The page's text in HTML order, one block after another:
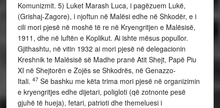
Komunizmit. 5) Luket Marash Luca, i pagëzuem Lukë,
(Grishaj-Zagore), i njoftun në Malësi edhe në Shkodër, e i
cili mori pjesë në moshë të re në Kryengritjen e Malësisë,
1911, dhe në luftën e Koplikut. Ai ishte mësus popullor.
Gjithashtu, në vitin 1932 ai mori pjesë në delegacionin
Kreshnik te Malësisë së Madhe pranë Atit Shejt, Papë Piu
XI në Shejtorën e Zojës se Shkodrës, në Genazzo-
Itali. 47Së bashku me këta trima mori pjesë në organizimin
e kryengritjes edhe dijetari, poligloti (që zotnonte pesë
gjuhë të hueja), fetari, patrioti dhe themeluesi i